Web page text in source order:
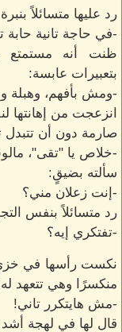
رد عليها متسائلاً
-في حاجة تانية حابة
ظنت أنه مستمتع
بتعبيرات عابسة:
-ومش بأفهم، وهبلة
انزعجت من إهانتها
صارمة دون أن تتبدل
-خلاص يا "تقى"،
سألته بضيقٍ:
-إنت زعلان مني؟
رد متسائلاً بنفس
-تفتكري إيه؟
نكست رأسها في خزيٍ
منكسرًا وهي تتعهد
-مش هايتكرر تاني!
قال لها في لهجة أشد